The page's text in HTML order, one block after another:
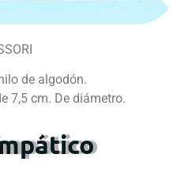
de algodón.
7,5 cm. De diámetro.